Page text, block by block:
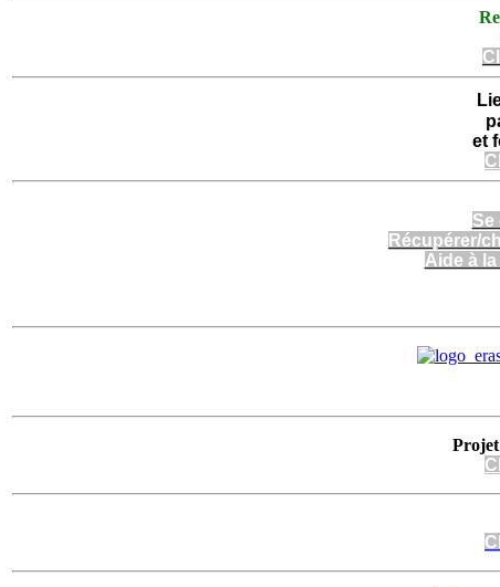
et
Se
Récupérer/
Aide à
Projet